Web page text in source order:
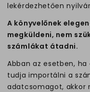
lekérdezhetően
A könyvelőnek
megküldeni, nem
számlákat átadni.
Abban az esetben,
tudja importálni a
adatcsomagot, akkor